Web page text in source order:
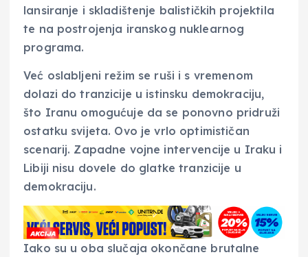
lansiranje i skladištenje balističkih projektila
te na postrojenja iranskog nuklearnog
programa.
Već oslabljeni režim se ruši i s vremenom
dolazi do tranzicije u istinsku demokraciju,
što Iranu omogućuje da se ponovno pridruži
ostatku svijeta. Ovo je vrlo optimističan
scenarij. Zapadne vojne intervencije u Iraku i
Libiji nisu dovele do glatke tranzicije u
demokraciju.
Iako su u oba slučaja okončane brutalne